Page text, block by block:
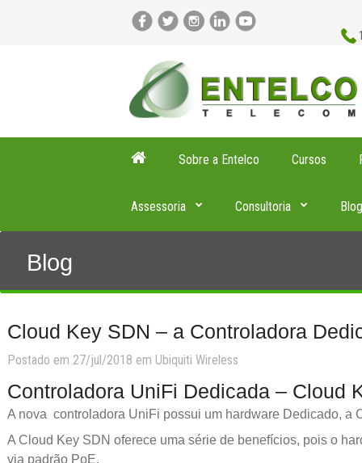
Sobre a Entelco Cursos
Assessoria Consultoria Blog
Blog
Cloud Key SDN – a Controladora
Postado em 27/jul/2018 em Ubiquiti Wireless
Controladora UniFi Dedicada – Cloud
A nova controladora UniFi possui um hardware Dedicado, a
A Cloud Key SDN oferece uma série de benefícios, pois o
via padrão PoE.